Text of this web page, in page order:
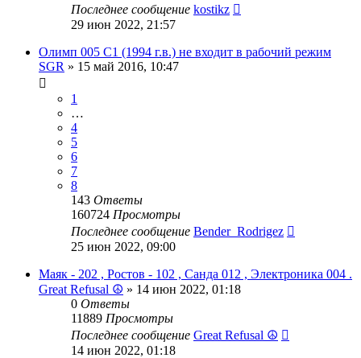
Последнее сообщение kostikz
29 июн 2022, 21:57
Олимп 005 C1 (1994 г.в.) не входит в рабочий режим
SGR » 15 май 2016, 10:47
1
…
4
5
6
7
8
143 Ответы
160724 Просмотры
Последнее сообщение Bender_Rodrigez
25 июн 2022, 09:00
Маяк - 202 , Ростов - 102 , Санда 012 , Электроника 004 .
Great Refusal ☮ » 14 июн 2022, 01:18
0 Ответы
11889 Просмотры
Последнее сообщение Great Refusal ☮
14 июн 2022, 01:18